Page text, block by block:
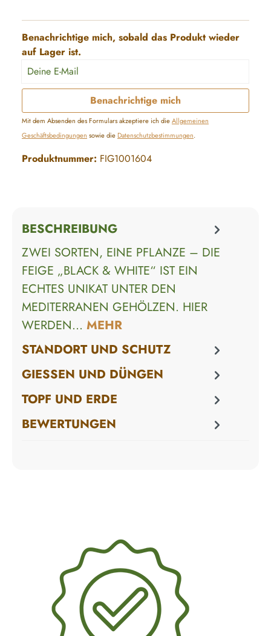
Benachrichtige mich, sobald das Produkt wieder
auf Lager ist.
Deine E-Mail
Benachrichtige mich
Mit dem Absenden des Formulars akzeptiere ich dieAllgemeinen
Geschäftsbedingungen sowie die Datenschutzbestimmungen.
Produktnummer: FIG1001604
BESCHREIBUNG
ZWEI SORTEN, EINE PFLANZE – DIE
FEIGE „BLACK & WHITE“ IST EIN
ECHTES UNIKAT UNTER DEN
MEDITERRANEN GEHÖLZEN. HIER
WERDEN… MEHR
STANDORT UND SCHUTZ
GIESSEN UND DÜNGEN
TOPF UND ERDE
BEWERTUNGEN